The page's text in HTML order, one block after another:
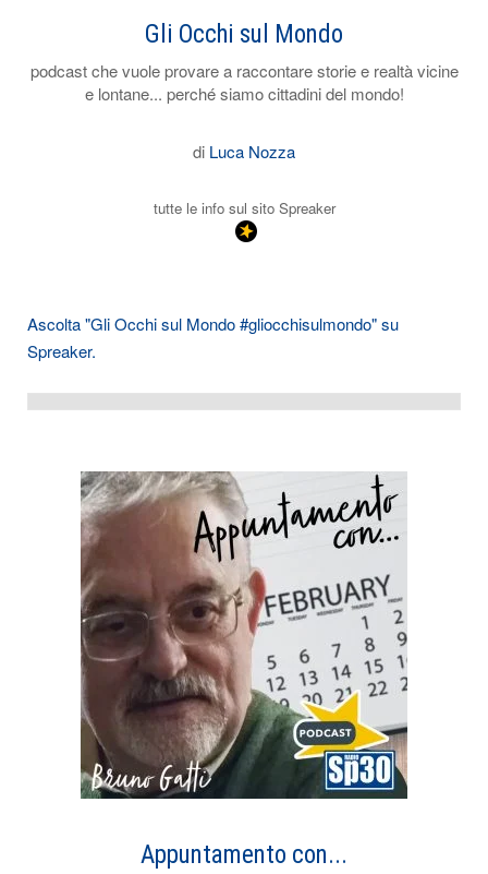
Gli Occhi sul Mondo
podcast che vuole provare a raccontare storie e realtà vicine
e lontane... perché siamo cittadini del mondo!
di Luca Nozza
tutte le info sul sito Spreaker
Ascolta "Gli Occhi sul Mondo #gliocchisulmondo" su
Spreaker.
Appuntamento con...